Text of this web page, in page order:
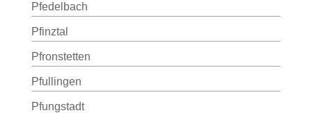
Pfedelbach
Pfinztal
Pfronstetten
Pfullingen
Pfungstadt